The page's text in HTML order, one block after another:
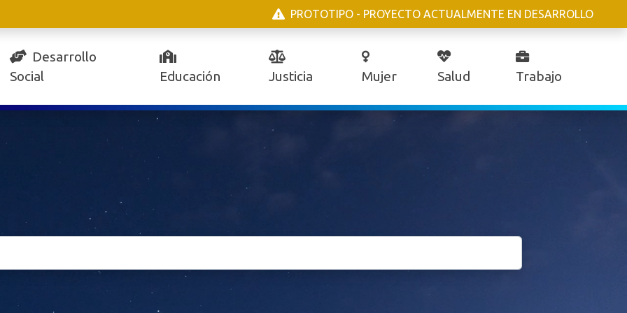
PROTOTIPO - PROYECTO ACTUALMENTE EN DESARROLLO
Desarrollo
Social
Educación Justicia Mujer Salud Trabajo